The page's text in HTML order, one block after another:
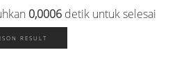
0,0006 detik untuk selesai
JSON RESULT